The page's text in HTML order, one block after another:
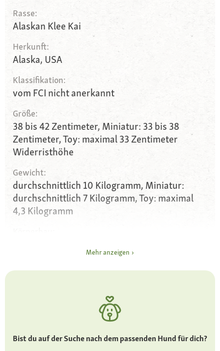
Rasse:
Alaskan Klee Kai
Herkunft:
Alaska, USA
Klassifikation:
vom FCI nicht anerkannt
Größe:
38 bis 42 Zentimeter, Miniatur: 33 bis 38
Zentimeter, Toy: maximal 33 Zentimeter
Widerristhöhe
Gewicht:
durchschnittlich 10 Kilogramm, Miniatur:
durchschnittlich 7 Kilogramm, Toy: maximal
4,3 Kilogramm
dreieckig, aufrecht, nach vorne gerichtet
Mehr anzeigen
Bist du auf der Suche nach dem passenden Hund für dich?